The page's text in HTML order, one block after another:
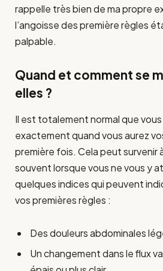
rappelle très bien de ma propre
l’angoisse des première règles
palpable.
Quand et comment se
elles ?
Il est totalement normal que
exactement quand vous aurez
première fois. Cela peut survenir
souvent lorsque vous ne vous y
quelques indices qui peuvent
vos premières règles :
Des douleurs abdominales
Un changement dans le flux